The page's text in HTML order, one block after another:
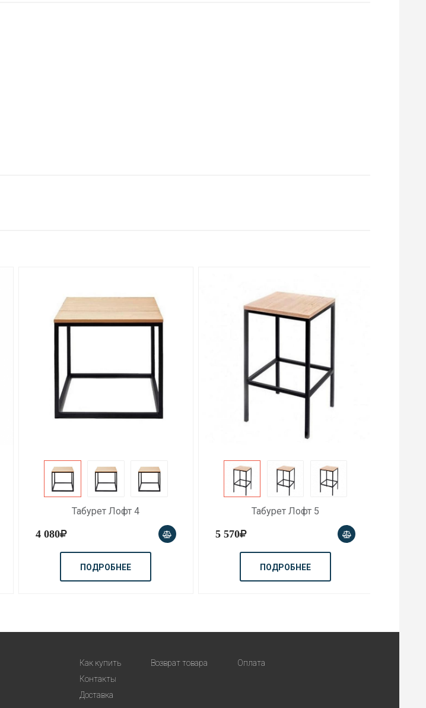
Табурет Лофт 4
4 080
ПОДРОБНЕЕ
Табурет Лофт 5
5 570
ПОДРОБНЕЕ
Как купить
Контакты
Доставка
Возврат товара Оплата